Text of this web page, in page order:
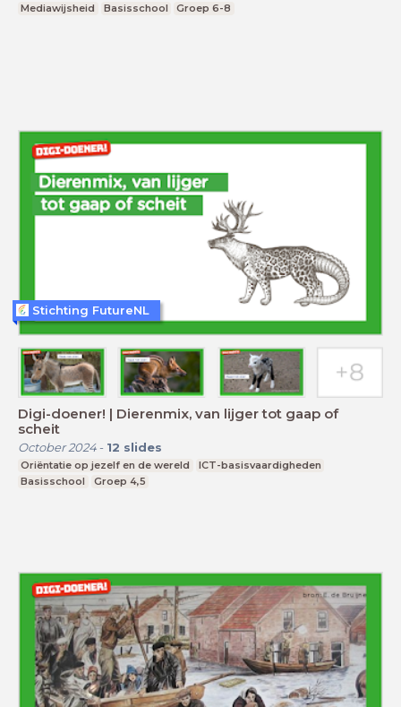
Mediawijsheid Basisschool Groep 6-8
Digi-doener! | Dierenmix, van lijger tot gaap of
scheit
October 2024- 12 slides
Oriëntatie op jezelf en de wereld
ICT-basisvaardigheden
Basisschool
Groep 4,5
Stichting FutureNL